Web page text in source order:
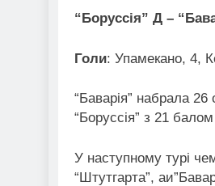
“Боруссія” Д –
Голи: Упамекано, 4,
“Баварія” набрала 26
“Боруссія” з 21
У наступному турі
“Штутгарта”,